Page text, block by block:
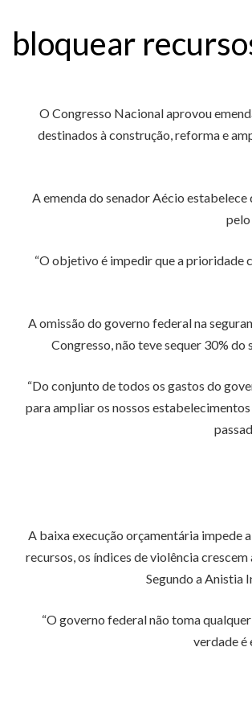
bloquear
O Congresso Nacional aprovou
destinados à construção, reforma e
A emenda do senador Aécio
pelo
“O objetivo é impedir que a prioridade
A omissão do governo federal na
Congresso, não teve sequer 30% do
“Do conjunto de todos os gastos do
para ampliar os nossos
A baixa execução orçamentária impede
recursos, os índices de violência
Segundo a Anistia
“O governo federal não toma
verdade é